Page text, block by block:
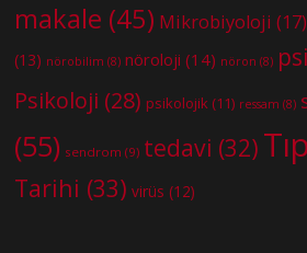
makale (45) Mikrobiyoloji (17)
(13) nörobilim (8) nöroloji (14) nöron (8)
Psikoloji (28) psikolojik (11) ressam (8)
(55) sendrom (9) tedavi (32) Tıp
Tarihi (33) virüs (12)